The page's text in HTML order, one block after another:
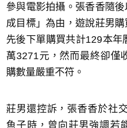
參與電影拍攝。張香香隨
成目標」為由，遊說莊男
先後下單購買共計129本年
萬3271元，然而最終卻僅
購數量嚴重不符。
莊男還控訴，張香香於社
魚子時，曾向莊男強調若